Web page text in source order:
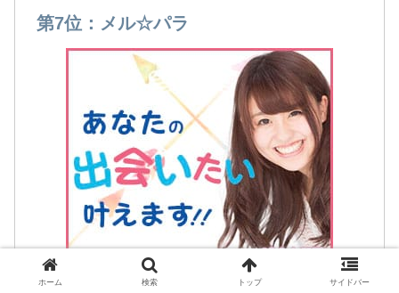
第7位：メル☆パラ
ホーム 検索 トップ サイドバー